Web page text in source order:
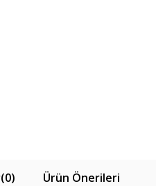
(0) Ürün Önerileri